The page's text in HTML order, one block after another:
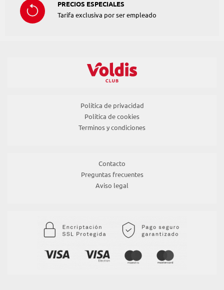
PRECIOS ESPECIALES
Tarifa exclusiva por ser empleado
Política de privacidad
Política de cookies
Terminos y condiciones
Contacto
Preguntas frecuentes
Aviso legal